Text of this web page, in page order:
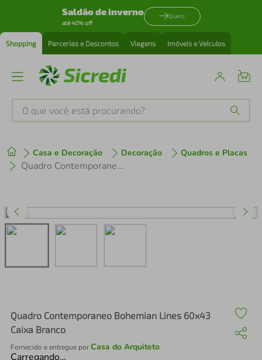
Saldão de inverno
até 40% off
Quero
Shopping Parcerias e Descontos Viagens Imóveis e Veículos
O que você está procurando?
Casa e Decoração Decoração Quadros e Placas
Quadro Contemporaneo Bohemian Lines 60x43 Caixa Branco
Quadro Contemporaneo Bohemian Lines 60x43
Caixa Branco
Fornecido e entregue porCasa do Arquiteto
Carregando…
1º tenis
perfume